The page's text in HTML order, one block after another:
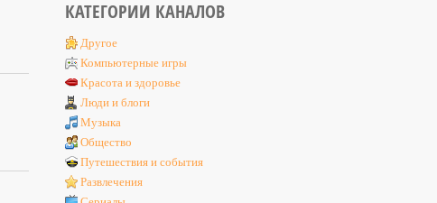
КАТЕГОРИИ КАНАЛОВ
Другое
Компьютерные игры
Красота и здоровье
Люди и блоги
Музыка
Общество
Путешествия и события
Развлечения